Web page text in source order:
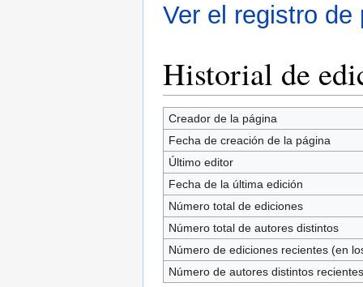
Ver el registro
Historial de
Creador de la página
Fecha de creación de la página
Último editor
Fecha de la última edición
Número total de ediciones
Número total de autores distintos
Número de ediciones recientes (en
Número de autores distintos recientes